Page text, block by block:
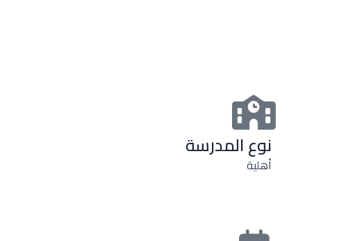
نوع المدرسة
أهلية